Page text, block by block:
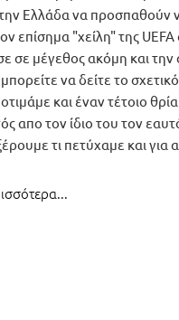
Ελλάδα να
επίσημα "χείλη" της
μέγεθος ακόμη και την
να δείτε το
και έναν τέτοιο
απο τον ίδιο του τον
τι πετύχαμε και